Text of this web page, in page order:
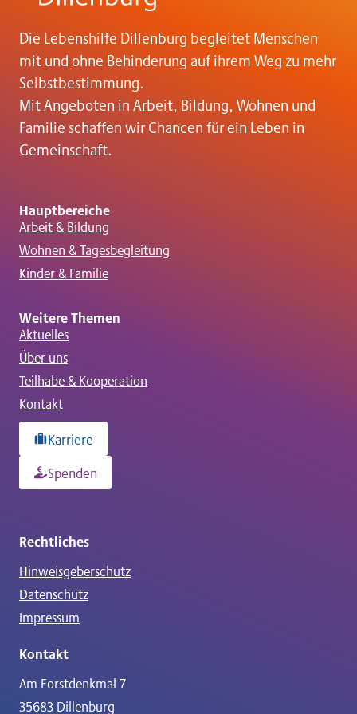
g
a
t
o
n
Die Lebenshilfe Dillenburg begleitet Menschen
mit und ohne Behinderung auf ihrem Weg zu mehr
Selbstbestimmung.
Mit Angeboten in Arbeit, Bildung, Wohnen und
Familie schaffen wir Chancen für ein Leben in
Gemeinschaft.
Hauptbereiche
Arbeit & Bildung
Wohnen & Tagesbegleitung
Kinder & Familie
Weitere Themen
Aktuelles
Über uns
Teilhabe & Kooperation
Kontakt
Karriere
Spenden
Rechtliches
Hinweisgeberschutz
Datenschutz
Impressum
Kontakt
Am Forstdenkmal 7
35683 Dillenburg